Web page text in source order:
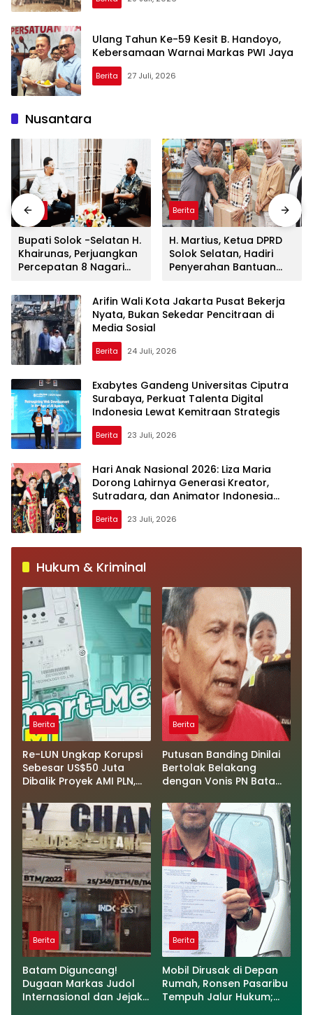
Ulang Tahun Ke-59 Kesit B. Handoyo,
Kebersamaan Warnai Markas PWI Jaya
Berita 27 Juli, 2026
Nusantara
Berita
Bupati Solok -Selatan H.
Khairunas, Perjuangkan
Percepatan 8 Nagari
Berita
H. Martius, Ketua DPRD
Solok Selatan, Hadiri
Penyerahan Bantuan
Selatan
Arifin Wali Kota Jakarta Pusat Bekerja
Nyata, Bukan Sekedar Pencitraan di
Media Sosial
Berita 24 Juli, 2026
Exabytes Gandeng Universitas Ciputra
Surabaya, Perkuat Talenta Digital
Indonesia Lewat Kemitraan Strategis
Berita 23 Juli, 2026
Hari Anak Nasional 2026: Liza Maria
Dorong Lahirnya Generasi Kreator,
Sutradara, dan Animator Indonesia
Berkelas ASEAN
Berita 23 Juli, 2026
Hukum & Kriminal
Berita
Re-LUN Ungkap Korupsi
Sebesar US$50 Juta
Dibalik Proyek AMI PLN,
Darmawan Prasodjo Cs
Berita
Putusan Banding Dinilai
Bertolak Belakang
dengan Vonis PN Batam,
Tempuh Kasasi
Berita
Batam Diguncang!
Dugaan Markas Judol
Internasional dan Jejak
Berita
Mobil Dirusak di Depan
Rumah, Ronsen Pasaribu
Tempuh Jalur Hukum;